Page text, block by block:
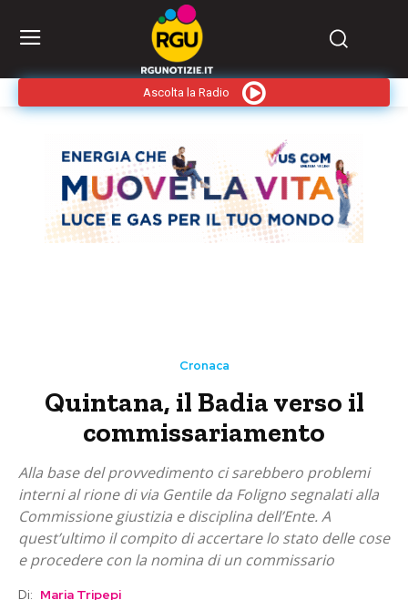
Ascolta la Radio
Cronaca
Quintana, il Badia verso il
commissariamento
Alla base del provvedimento ci sarebbero problemi
interni al rione di via Gentile da Foligno segnalati alla
Commissione giustizia e disciplina dell’Ente. A
quest’ultimo il compito di accertare lo stato delle cose
e procedere con la nomina di un commissario
Di: Maria Tripepi